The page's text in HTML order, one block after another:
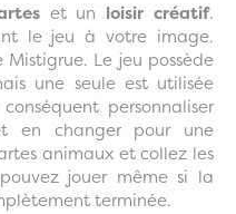
et un loisir créatif.
le jeu à votre image.
Le jeu possède
une seule est utilisée
personnaliser
en changer pour une
animaux et collez les
jouer même si la
terminée.